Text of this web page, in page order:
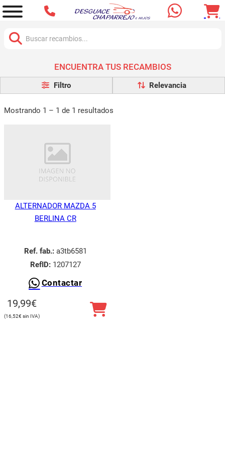
ENCUENTRA TUS RECAMBIOS
Filtro
Mostrando 1 – 1 de 1 resultados
ALTERNADOR MAZDA 5
BERLINA CR
Ref. fab.:a3tb6581
RefID:1207127
Contactar
19,99€
16,52€